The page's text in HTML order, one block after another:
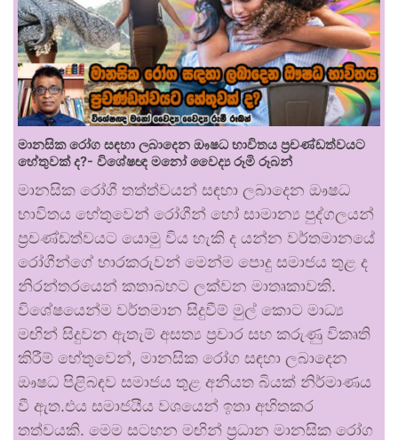
මානසික රෝග සඳහා ලබාදෙන ඖෂධ භාවිතය ප්‍රචණ්ඩත්වයට
හේතුවක් ද?- විශේෂඥ මනෝ වෛද්‍ය රූමි රූබන්
මානසික රෝගී තත්ත්වයන් සඳහා ලබාදෙන ඖෂධ
භාවිතය හේතුවෙන් රෝගීන් හෝ සාමාන්‍ය පුද්ගලයන්
ප්‍රචණ්ඩත්වයට යොමු විය හැකි ද යන්න වර්තමානයේ
රෝගීන්ගේ භාරකරුවන් මෙන්ම පොදු සමාජය තුළ ද
නිරන්තරයෙන් කතාබහට ලක්වන මාතෘකාවකි.
විශේෂයෙන්ම වර්තමාන සිදුවීම් මුල් කොට මාධ්‍ය
මඟින් සිදුවන ඇතැම් අසත්‍ය ප්‍රචාර සහ කරුණු විකෘති
කිරීම් හේතුවෙන්, මානසික රෝග සඳහා ලබාදෙන
ඖෂධ පිළිබඳව සමාජය තුළ අනියත බියක් නිර්මාණය
වී ඇත.එය සමාජයීය වශයෙන් ඉතා අහිතකර
තත්වයකි. මෙම සටහන මඟින් ප්‍රධාන මානසික රෝග